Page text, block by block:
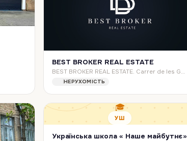
BEST BROKER REAL ESTATE
BEST BROKER REAL ESTATE. Carrer de les Garrigues, 1, Ciutat Vella, 46001 València, Valencia, Spain
НЕРУХОМІСТЬ
🎓
УШ
Українська школа « Наше майбутнє»